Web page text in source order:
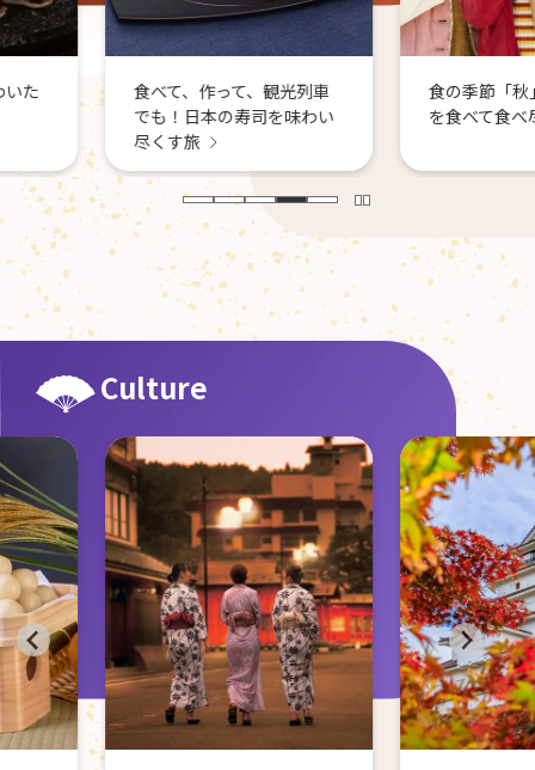
光列車
食の季節「秋」。旬の食材
を食べて食べ尽くす！
Culture
秋の日本
と芸術を